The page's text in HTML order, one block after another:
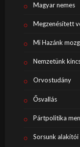
Magyar nemes
Megzenésített
Mi Hazánk
Nemzetünk
Orvostudány
Ősvallás
Pártpolitika
Sorsunk alakítói